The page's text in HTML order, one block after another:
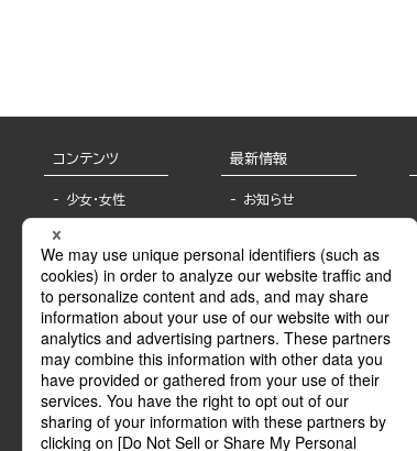
コンテンツ
少女・女性
BL
ライトノベル
青年・一般
グラビア・写真
モーター誌
SPECIAL
最新情報
お知らせ
報
書店様へ
海外ライセンシー
公式SNSアカウ
ント
作家一覧
Keyword list